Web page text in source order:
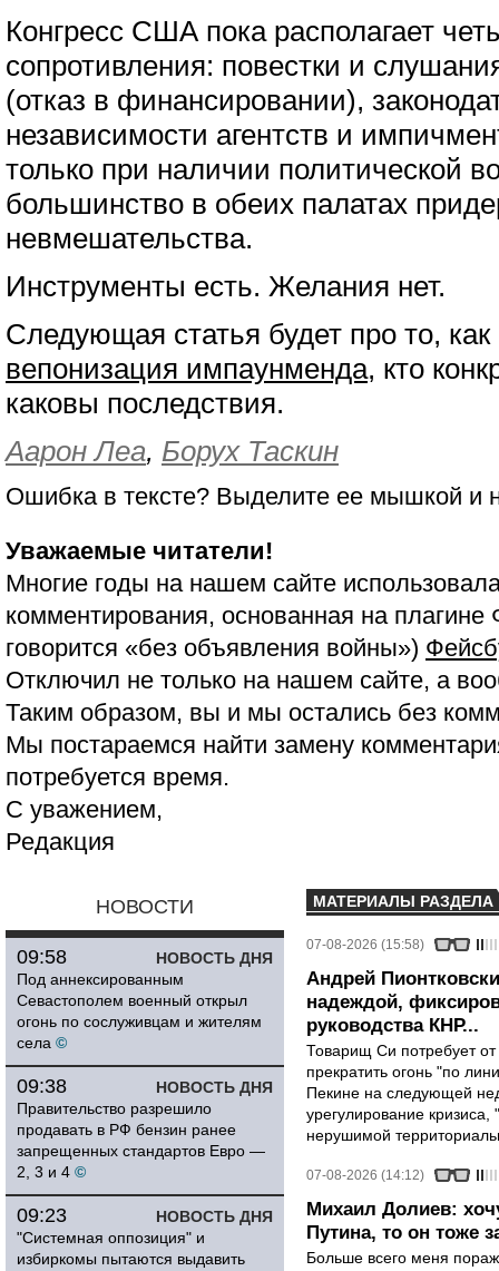
Конгресс США пока располагает
сопротивления: повестки и
(отказ в финансировании),
независимости агентств и
только при наличии политической
большинство в обеих палатах
невмешательства.
Инструменты есть. Желания нет.
Следующая статья будет про то,
вепонизация импаунменда, кто
каковы последствия.
Аарон Леа, Борух Таскин
Ошибка в тексте? Выделите ее мышкой и
Уважаемые читатели!
Многие годы на нашем сайте
комментирования, основанная на
говорится «без объявления войны»)
Отключил не только на нашем сайте, а
Таким образом, вы и мы остались без
Мы постараемся найти замену
потребуется время.
С уважением,
Редакция
НОВОСТИ
НОВОСТЬ ДНЯ
09:58
Под аннексированным
Севастополем военный открыл
огонь по сослуживцам и жителям
села ©
НОВОСТЬ ДНЯ
09:38
Правительство разрешило
продавать в РФ бензин ранее
запрещенных стандартов Евро —
2, 3 и 4 ©
НОВОСТЬ ДНЯ
09:23
"Системная оппозиция" и
избиркомы пытаются выдавить
МАТЕРИАЛЫ РАЗДЕЛА
07-08-2026 (15:58)
Андрей
надеждой,
руководства КНР...
Товарищ Си потребует
прекратить огонь "по
Пекине на следующей
урегулирование
нерушимой
07-08-2026 (14:12)
Михаил Долиев:
Путина, то он тоже
Больше всего меня